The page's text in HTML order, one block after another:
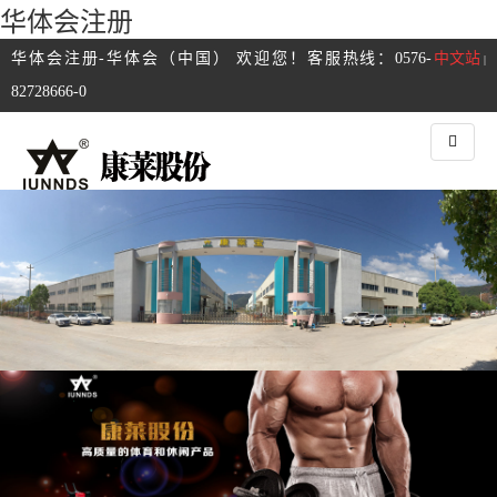
华体会注册
中文站 |
华体会注册-华体会（中国） 欢迎您！客服热线：0576-
82728666-0